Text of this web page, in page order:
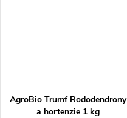
AgroBio Trumf Rododendrony
a hortenzie 1 kg